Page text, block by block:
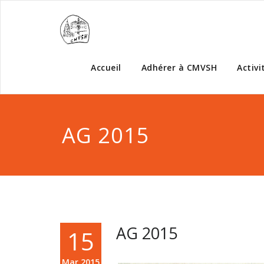
Accueil Adhérer à CMVSH
AG 2015
15 AG 2015